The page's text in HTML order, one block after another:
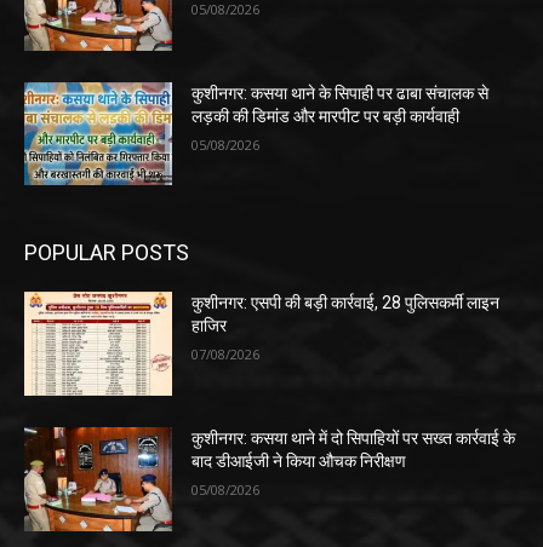
05/08/2026
कुशीनगर: कसया थाने के सिपाही पर ढाबा संचालक से
लड़की की डिमांड और मारपीट पर बड़ी कार्यवाही
05/08/2026
POPULAR POSTS
कुशीनगर: एसपी की बड़ी कार्रवाई, 28 पुलिसकर्मी लाइन
हाजिर
07/08/2026
कुशीनगर: कसया थाने में दो सिपाहियों पर सख्त कार्रवाई के
बाद डीआईजी ने किया औचक निरीक्षण
05/08/2026